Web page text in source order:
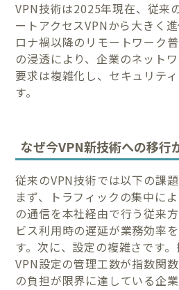
VPN技術は2025年現在、従来
ートアクセスVPNから大きく
ロナ禍以降のリモートワーク
の浸透により、企業のネット
要求は複雑化し、セキュリテ
す。
なぜ今VPN新技術への移行
従来のVPN技術では以下の課
まず、トラフィックの集中に
の通信を本社経由で行う従来
ビス利用時の遅延が業務効率
す。次に、設定の複雑さです。
VPN設定の管理工数が指数関
の負担が限界に達している企業